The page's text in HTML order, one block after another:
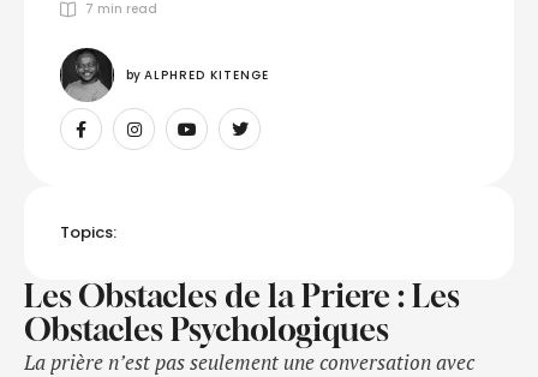
7 min read
by ALPHRED KITENGE
Topics:
Les Obstacles de la Priere : Les
Obstacles Psychologiques
La prière n’est pas seulement une conversation avec